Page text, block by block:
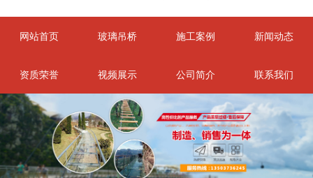
网站首页 玻璃吊桥 施工案例 新闻动态
资质荣誉 视频展示 公司简介 联系我们